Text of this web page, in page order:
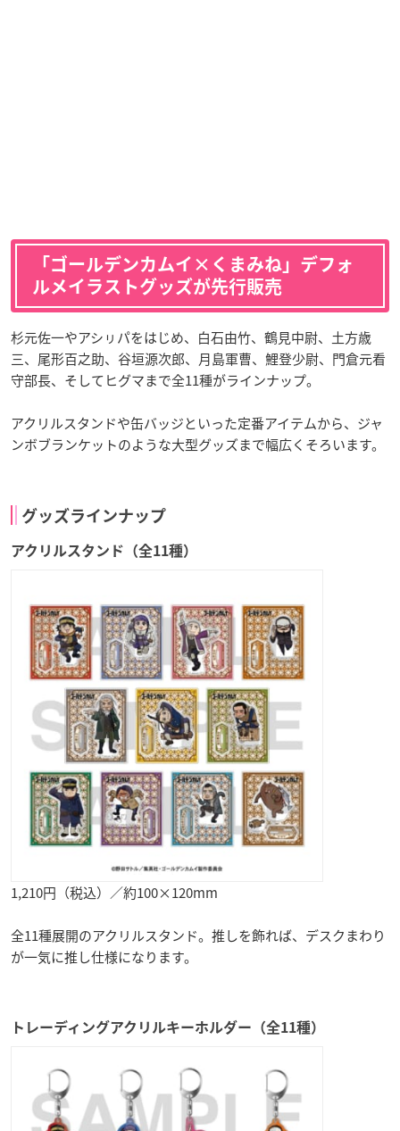
「ゴールデンカムイ×くまみね」デフォ
ルメイラストグッズが先行販売
杉元佐一やアシㇼパをはじめ、白石由竹、鶴見中尉、土方歳
三、尾形百之助、谷垣源次郎、月島軍曹、鯉登少尉、門倉元看
守部長、そしてヒグマまで全11種がラインナップ。
アクリルスタンドや缶バッジといった定番アイテムから、ジャ
ンボブランケットのような大型グッズまで幅広くそろいます。
グッズラインナップ
アクリルスタンド（全11種）
1,210円（税込）／約100×120mm
全11種展開のアクリルスタンド。推しを飾れば、デスクまわり
が一気に推し仕様になります。
トレーディングアクリルキーホルダー（全11種）